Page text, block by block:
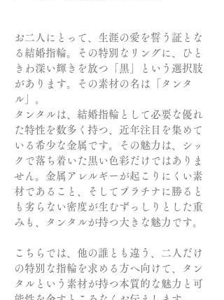
お二人にとって、生涯の愛を誓う証とな
る結婚指輪。その特別なリングに、ひと
きわ深い輝きを放つ「黒」という選択肢
があります。その素材の名は「タンタ
ル」。
タンタルは、結婚指輪として必要な優れ
た特性を数多く持つ、近年注目を集めて
いる希少な金属です。その魅力は、シッ
クで落ち着いた黒い色彩だけではありま
せん。金属アレルギーが起こりにくい素
材であること、そしてプラチナに勝ると
も劣らない密度が生むずっしりとした重
みも、タンタルが持つ大きな魅力です。
こちらでは、他の誰とも違う、二人だけ
の特別な指輪を求める方へ向けて、タン
タルという素材が持つ本質的な魅力と可